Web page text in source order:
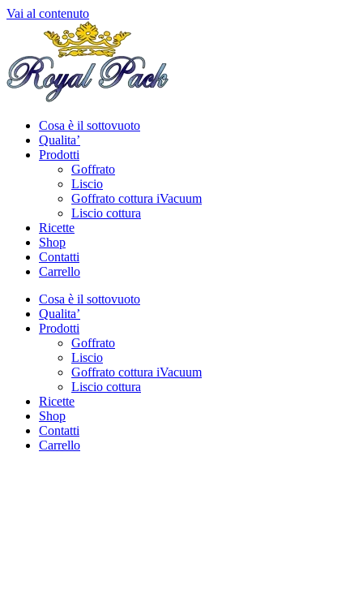
Vai al contenuto
Cosa è il sottovuoto
Qualita’
Prodotti
Goffrato
Liscio
Goffrato cottura iVacuum
Liscio cottura
Ricette
Shop
Contatti
Carrello
Cosa è il sottovuoto
Qualita’
Prodotti
Goffrato
Liscio
Goffrato cottura iVacuum
Liscio cottura
Ricette
Shop
Contatti
Carrello